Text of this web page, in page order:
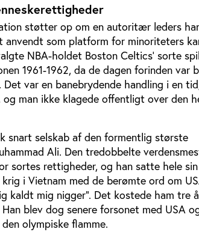
støtter op om en autoritær leders
anvendt som platform for minoriteters
NBA-holdet Boston Celtics' sorte
1961-1962, da de dagen forinden var
var en banebrydende handling i en
man ikke klagede offentligt over den
snart selskab af den formentlig største
Ali. Den tredobbelte
sortes rettigheder, og han satte hele
i Vietnam med de berømte ord om
kaldt mig nigger”. Det kostede ham tre
blev dog senere forsonet med USA
olympiske flamme.